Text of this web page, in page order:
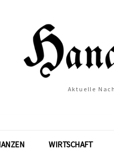
Aktuelle
WIRTSCHAFT